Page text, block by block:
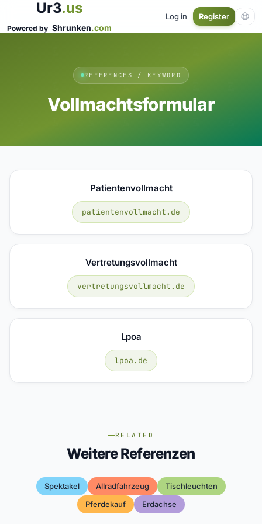
Ur3.us
Powered by Shrunken.com
Log in Register
REFERENCES / KEYWORD
Vollmachtsformular
Patientenvollmacht
patientenvollmacht.de
Vertretungsvollmacht
vertretungsvollmacht.de
Lpoa
lpoa.de
RELATED
Weitere Referenzen
Spektakel Allradfahrzeug
Tischleuchten
Pferdekauf
Erdachse